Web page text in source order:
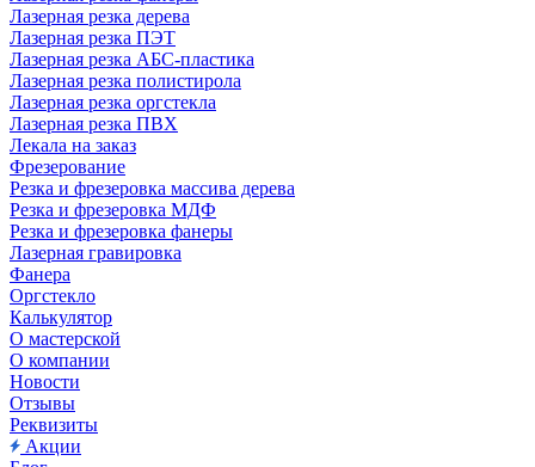
Лазерная резка дерева
Лазерная резка ПЭТ
Лазерная резка АБС-пластика
Лазерная резка полистирола
Лазерная резка оргстекла
Лазерная резка ПВХ
Лекала на заказ
Фрезерование
Резка и фрезеровка массива дерева
Резка и фрезеровка МДФ
Резка и фрезеровка фанеры
Лазерная гравировка
Фанера
Орг­стек­ло
Калькулятор
О мастерской
О компании
Новости
Отзывы
Реквизиты
Акции